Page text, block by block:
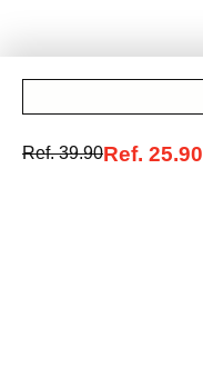
Ref.39.90Ref. 25.90